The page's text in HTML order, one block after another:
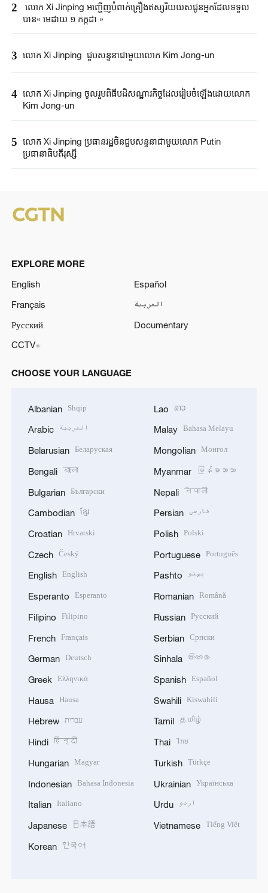
2
លោក Xi Jinping អញ្ជើញបំពាក់គ្រឿងឥស្សរិយយសជូន​អ្នកដែលទទួល
បាន« មេដាយ ១ កក្កដា »
3 លោក Xi Jinping ជួបសន្ទនាជាមួយ​​លោក Kim Jong-un
4 លោក Xi Jinping ចូលរួមពិធីបដិសណ្ឋារកិច្ច​​ដែលរៀបចំឡើង​ដោយលោក
Kim Jong-un
5 លោក Xi Jinping ប្រធានរដ្ឋចិន​ជួបសន្ទនាជាមួយលោក​ Putin ​​
ប្រធានាធិបតី​រុស្ស៊ី​
EXPLORE MORE
English
Español
Français
العربية
Русский
Documentary
CCTV+
CHOOSE YOUR LANGUAGE
Albanian Shqip
Arabic العربية
Belarusian Беларуская
Bengali বাংলা
Bulgarian Български
Cambodian ខ្មែរ
Croatian Hrvatski
Czech Český
English English
Esperanto Esperanto
Filipino Filipino
French Français
German Deutsch
Greek Ελληνικά
Hausa Hausa
Hebrew עברית
Hindi हिन्दी
Hungarian Magyar
Indonesian Bahasa Indonesia
Italian Italiano
Japanese 日本語
Korean 한국어
Lao ລາວ
Malay Bahasa Melayu
Mongolian Монгол
Myanmar မြန်မာဘာသာ
Nepali नेपाली
Persian فارسی
Polish Polski
Portuguese Português
Pashto پښتو
Romanian Română
Russian Русский
Serbian Српски
Sinhala සිංහල
Spanish Español
Swahili Kiswahili
Tamil தமிழ்
Thai ไทย
Turkish Türkçe
Ukrainian Українська
Urdu اردو
Vietnamese Tiếng Việt